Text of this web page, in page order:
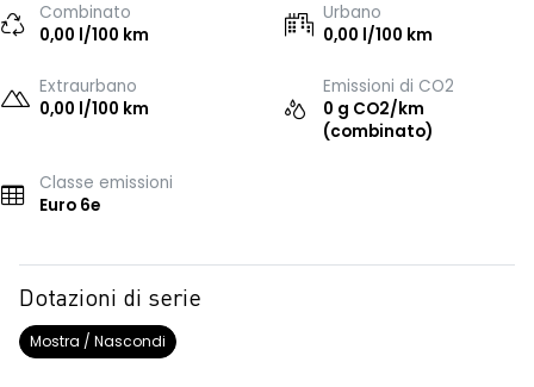
Combinato
0,00 l/100 km
Urbano
0,00 l/100 km
Extraurbano
0,00 l/100 km
Emissioni di CO2
0 g CO2/km
(combinato)
Classe emissioni
Euro 6e
Dotazioni di serie
Mostra / Nascondi